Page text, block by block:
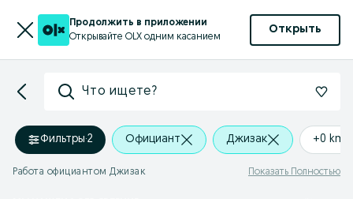
Продолжить в приложении
Открывайте OLX одним касанием
Открыть
Что ищете?
Фильтры·2 Официант Джизак +0 km
Работа официантом Джизак Показать Полностью